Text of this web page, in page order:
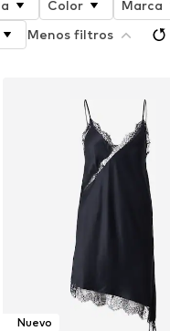
Color Marca
Menos filtros
Nuevo